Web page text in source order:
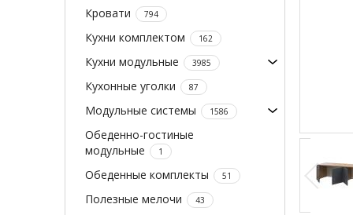
Кровати 794
Кухни комплектом 162
Кухни модульные 3985
Кухонные уголки 87
Модульные системы 1586
Обеденно-гостиные
модульные
1
Обеденные комплекты 51
Полезные мелочи 43